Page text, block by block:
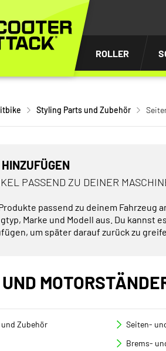
ROLLER
Styling Parts und Zubehör
PASSEND ZU DEINER
passend zu deinem Fahrzeug
Marke und Modell aus. Du kannst
um später darauf zurück zu
Zubehör Seiten-
Brems-